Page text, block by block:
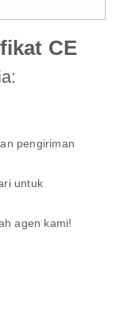
CE
pengiriman
untuk
agen kami!